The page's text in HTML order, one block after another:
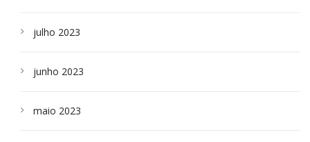
julho 2023
junho 2023
maio 2023